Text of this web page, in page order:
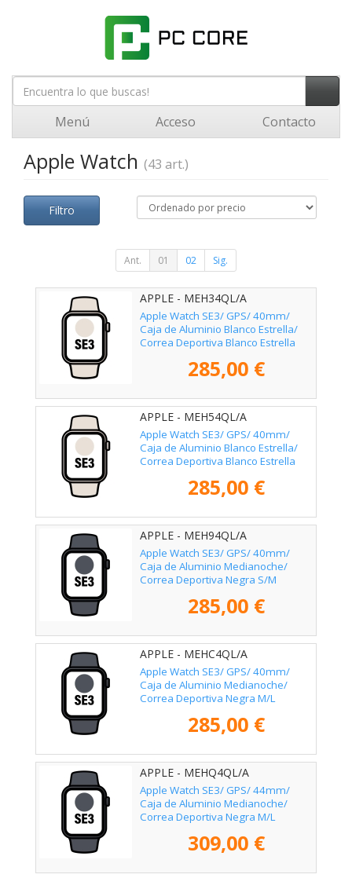
Menú Acceso Contacto
Apple Watch (43 art.)
Filtro
Ant. 01 02 Sig.
APPLE - MEH34QL/A
Apple Watch SE3/ GPS/ 40mm/
Caja de Aluminio Blanco Estrella/
Correa Deportiva Blanco Estrella
285,00 €
APPLE - MEH54QL/A
Apple Watch SE3/ GPS/ 40mm/
Caja de Aluminio Blanco Estrella/
Correa Deportiva Blanco Estrella
285,00 €
APPLE - MEH94QL/A
Apple Watch SE3/ GPS/ 40mm/
Caja de Aluminio Medianoche/
Correa Deportiva Negra S/M
285,00 €
APPLE - MEHC4QL/A
Apple Watch SE3/ GPS/ 40mm/
Caja de Aluminio Medianoche/
Correa Deportiva Negra M/L
285,00 €
APPLE - MEHQ4QL/A
Apple Watch SE3/ GPS/ 44mm/
Caja de Aluminio Medianoche/
Correa Deportiva Negra M/L
309,00 €